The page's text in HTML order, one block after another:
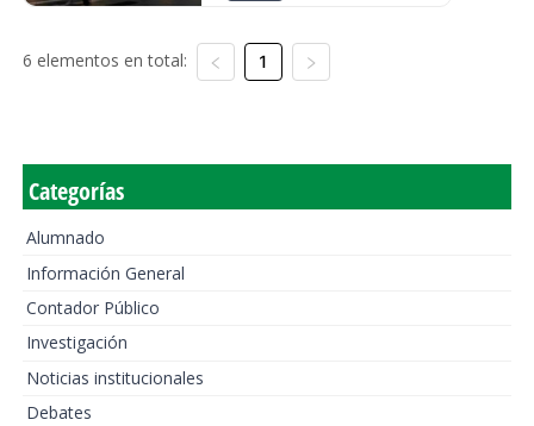
6 elementos en total: 1
Categorías
Alumnado
Información General
Contador Público
Investigación
Noticias institucionales
Debates